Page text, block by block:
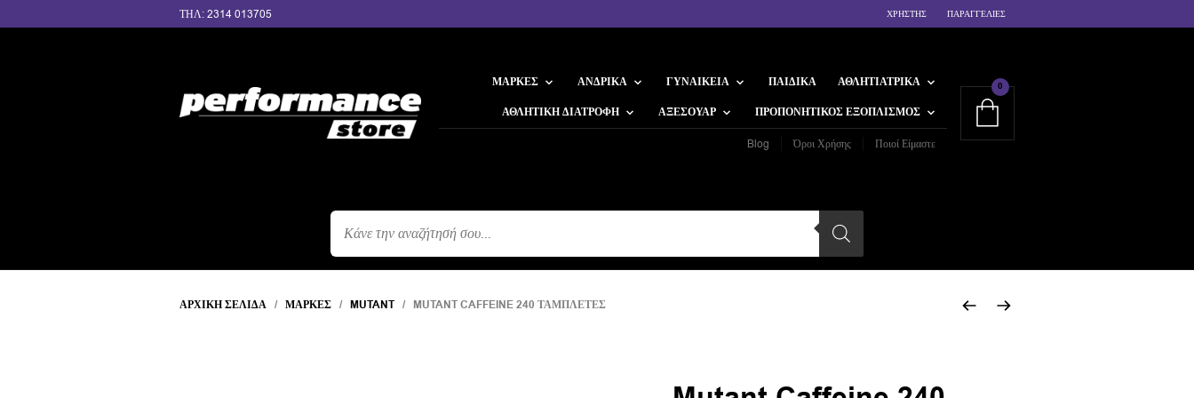
ΤΗΛ: 2314 013705 ΧΡΗΣΤΗΣ ΠΑΡΑΓΓΕΛΙΕΣ
ΜΆΡΚΕΣ ΑΝΔΡΙΚΆ ΓΥΝΑΙΚΕΊΑ ΠΑΙΔΙΚΆ
ΑΘΛΗΤΙΑΤΡΙΚΆ
ΑΘΛΗΤΙΚΉ ΔΙΑΤΡΟΦΉ
ΑΞΕΣΟΥΆΡ ΠΡΟΠΟΝΗΤΙΚΌΣ ΕΞΟΠΛΙΣΜΌΣ
Blog Όροι Χρήσης Ποιοί Είμαστε
0
ΑΝΑΖΉΤΗΣΗ
ΠΡΟΪΌΝΤΩΝ
ΑΡΧΙΚΉ ΣΕΛΊΔΑ / ΜΆΡΚΕΣ / MUTANT / MUTANT CAFFEINE 240 ΤΑΜΠΛΈΤΕΣ